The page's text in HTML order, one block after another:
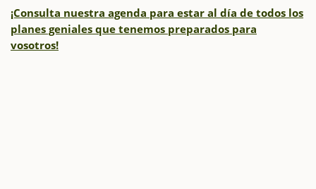
¡Consulta nuestra agenda para estar al día de todos los
planes geniales que tenemos preparados para
vosotros!